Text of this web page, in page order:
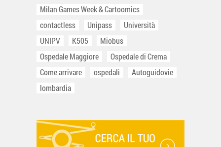
Milan Games Week & Cartoomics
contactless
Unipass
Università
UNIPV
K505
Miobus
Ospedale Maggiore
Ospedale di Crema
Come arrivare
ospedali
Autoguidovie
lombardia